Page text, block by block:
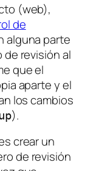
(web),
de
alguna parte
revisión al
que el
aparte y el
los cambios
).
crear un
de revisión